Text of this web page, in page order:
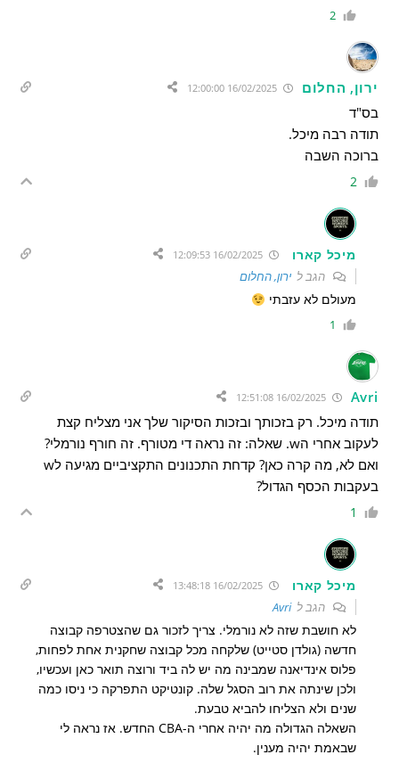
2
ירון, החלום 16/02/2025 12:00:00
בס"ד
תודה רבה מיכל.
ברוכה השבה
2
מיכל קארו
הגב לירון, החלום
מעולם לא עזבתי
1
Avri
16/02/2025 12:51:08
תודה מיכל. רק בזכותך ובזכות הסיקור שלך אני מצליח קצת
לעקוב אחרי הw. שאלה: זה נראה די מטורף. זה חורף נורמלי?
ואם לא, מה קרה כאן? קדחת התכנונים התקציביים מגיעה לw
בעקבות הכסף הגדול?
1
מיכל קארו
הגב לAvri
לא חושבת שזה לא נורמלי. צריך לזכור גם שהצטרפה קבוצה
חדשה (גולדן סטייט) שלקחה מכל קבוצה שחקנית אחת לפחות,
פלוס אינדיאנה שמבינה מה יש לה ביד ורוצה תואר כאן ועכשיו,
ולכן שינתה את רוב הסגל שלה. קונטיקט התפרקה כי ניסו כמה
שנים ולא הצליחו להביא טבעת.
השאלה הגדולה מה יהיה אחרי ה-CBA החדש. אז נראה לי
שבאמת יהיה מענין.